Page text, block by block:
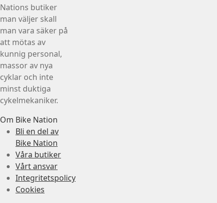
Nations butiker
man väljer skall
man vara säker på
att mötas av
kunnig personal,
massor av nya
cyklar och inte
minst duktiga
cykelmekaniker.
Om Bike Nation
Bli en del av
Bike Nation
Våra butiker
Vårt ansvar
Integritetspolicy
Cookies